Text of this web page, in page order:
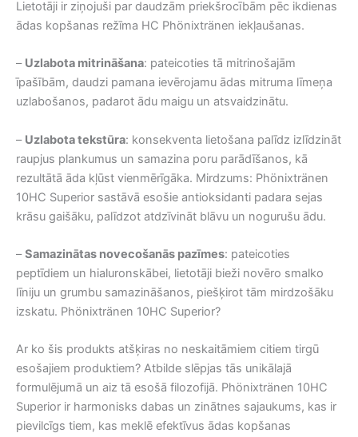
Lietotāji ir ziņojuši par daudzām priekšrocībām pēc ikdienas
ādas kopšanas režīma HC Phönixtränen iekļaušanas.
– Uzlabota mitrināšana: pateicoties tā mitrinošajām
īpašībām, daudzi pamana ievērojamu ādas mitruma līmeņa
uzlabošanos, padarot ādu maigu un atsvaidzinātu.
– Uzlabota tekstūra: konsekventa lietošana palīdz izlīdzināt
raupjus plankumus un samazina poru parādīšanos, kā
rezultātā āda kļūst vienmērīgāka. Mirdzums: Phönixtränen
10HC Superior sastāvā esošie antioksidanti padara sejas
krāsu gaišāku, palīdzot atdzīvināt blāvu un nogurušu ādu.
–Samazinātas novecošanās pazīmes: pateicoties
peptīdiem un hialuronskābei, lietotāji bieži novēro smalko
līniju un grumbu samazināšanos, piešķirot tām mirdzošāku
izskatu. Phönixtränen 10HC Superior?
Ar ko šis produkts atšķiras no neskaitāmiem citiem tirgū
esošajiem produktiem? Atbilde slēpjas tās unikālajā
formulējumā un aiz tā esošā filozofijā. Phönixtränen 10HC
Superior ir harmonisks dabas un zinātnes sajaukums, kas ir
pievilcīgs tiem, kas meklē efektīvus ādas kopšanas